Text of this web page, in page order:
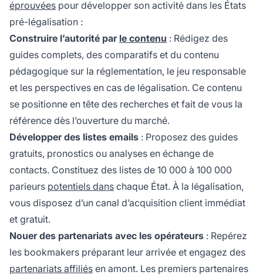
éprouvées pour développer son activité dans les États
pré-légalisation :
Construire l’autorité par le contenu : Rédigez des
guides complets, des comparatifs et du contenu
pédagogique sur la réglementation, le jeu responsable
et les perspectives en cas de légalisation. Ce contenu
se positionne en tête des recherches et fait de vous la
référence dès l’ouverture du marché.
Développer des listes emails : Proposez des guides
gratuits, pronostics ou analyses en échange de
contacts. Constituez des listes de 10 000 à 100 000
parieurs potentiels dans chaque État. À la légalisation,
vous disposez d’un canal d’acquisition client immédiat
et gratuit.
Nouer des partenariats avec les opérateurs : Repérez
les bookmakers préparant leur arrivée et engagez des
partenariats affiliés en amont. Les premiers partenaires